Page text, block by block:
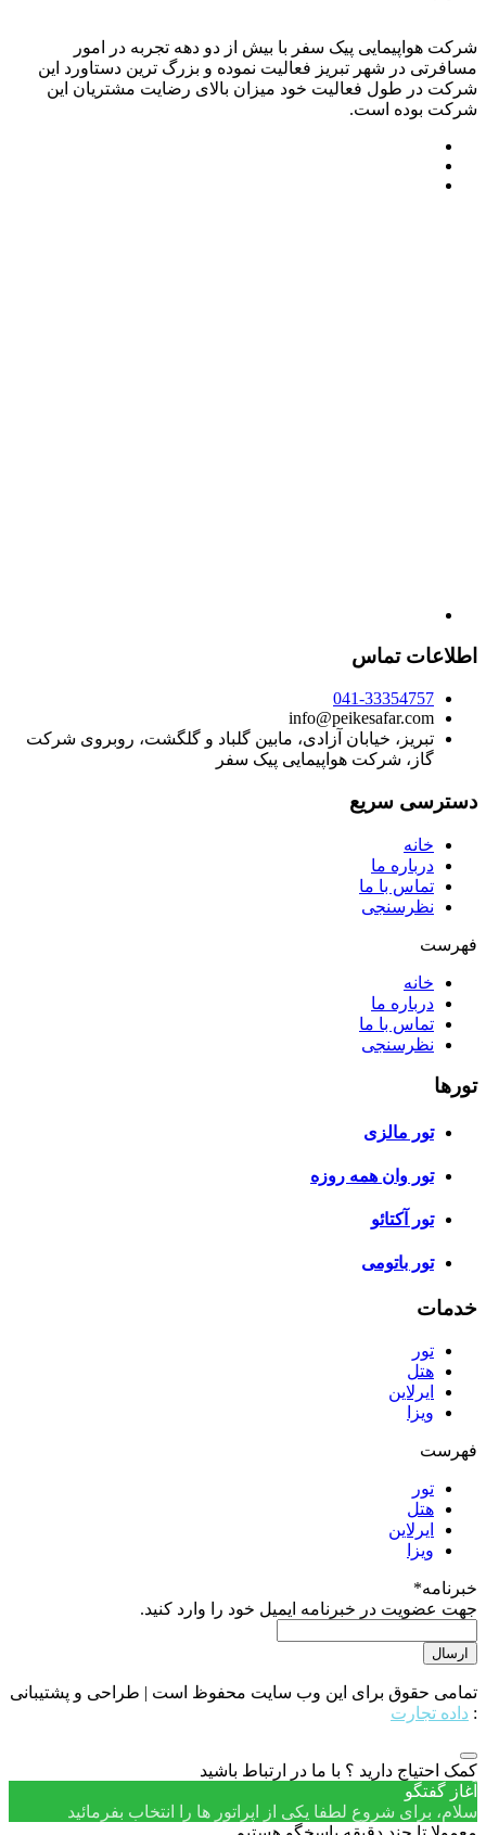
شرکت هواپیمایی پیک سفر با بیش از دو دهه تجربه در امور
مسافرتی در شهر تبریز فعالیت نموده و بزرگ ترین دستاورد این
شرکت در طول فعالیت خود میزان بالای رضایت مشتریان این
شرکت بوده است.
اطلاعات تماس
041-33354757
info@peikesafar.com
تبریز، خیابان آزادی، مابین گلباد و گلگشت، روبروی شرکت
گاز، شرکت هواپیمایی پیک سفر
دسترسی سریع
خانه
درباره ما
تماس با ما
نظرسنجی
فهرست
خانه
درباره ما
تماس با ما
نظرسنجی
تورها
تور مالزی
تور وان همه روزه
تور آکتائو
تور باتومی
خدمات
تور
هتل
ایرلاین
ویزا
فهرست
تور
هتل
ایرلاین
ویزا
خبرنامه*
جهت عضویت در خبرنامه ایمیل خود را وارد کنید.
تمامی حقوق برای این وب سایت محفوظ است | طراحی و پشتیبانی
: داده تجارت
کمک احتیاج دارید ؟ با ما در ارتباط باشید
آغاز گفتگو
سلام، برای شروع لطفا یکی از اپراتور ها را انتخاب بفرمائید